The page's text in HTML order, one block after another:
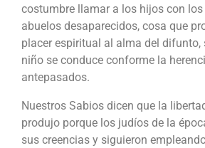
costumbre llamar a los hijos con
abuelos desaparecidos, cosa que
placer espiritual al alma del difunto,
niño se conduce conforme la
antepasados.
Nuestros Sabios dicen que la
produjo porque los judíos de la
sus creencias y siguieron